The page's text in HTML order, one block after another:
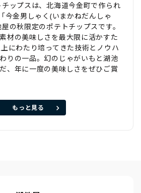
ップスは、北海道今金町で作られ
今金男しゃく(いまかねだんしゃ
の秋限定のポテトチップスです。
材の美味しさを最大限に活かすた
にわたり培ってきた技術とノウハ
りの一品。幻のじゃがいもと湖池
、年に一度の美味しさをぜひご賞
もっと見る